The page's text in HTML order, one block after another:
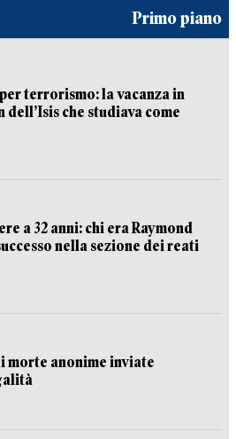
Primo piano
terrorismo: la vacanza in
dell’Isis che studiava come
a 32 anni: chi era Raymond
nella sezione dei reati
morte anonime inviate